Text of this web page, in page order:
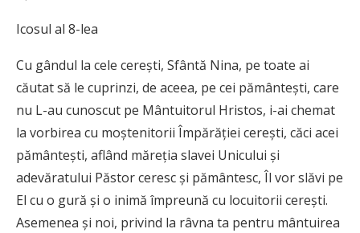
Icosul al 8-lea
Cu gândul la cele cerești, Sfântă Nina, pe toate ai
căutat să le cuprinzi, de aceea, pe cei pământești, care
nu L-au cunoscut pe Mântuitorul Hristos, i-ai chemat
la vorbirea cu moștenitorii Împărăției cerești, căci acei
pământești, aflând măreția slavei Unicului și
adevăratului Păstor ceresc și pământesc, Îl vor slăvi pe
El cu o gură și o inimă împreună cu locuitorii cerești.
Asemenea și noi, privind la râvna ta pentru mântuirea